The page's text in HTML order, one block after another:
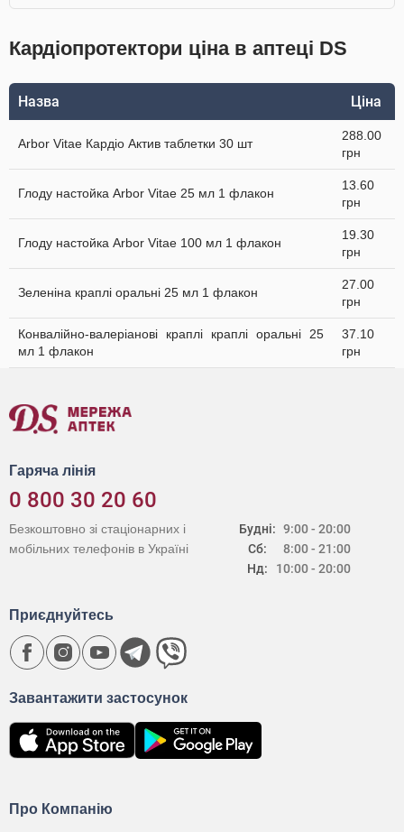
Кардіопротектори ціна в аптеці DS
Назва Ціна
Arbor Vitae Кардіо Актив таблетки 30 шт
288.00
грн
Глоду настойка Arbor Vitae 25 мл 1 флакон
13.60
грн
Глоду настойка Arbor Vitae 100 мл 1 флакон
19.30
грн
Зеленіна краплі оральні 25 мл 1 флакон
27.00
грн
Конвалійно-валеріанові краплі краплі оральні 25
мл 1 флакон
37.10
грн
Гаряча лінія
0 800 30 20 60
Будні:
Сб:
Нд:
9:00 - 20:00
8:00 - 21:00
10:00 - 20:00
Безкоштовно зі стаціонарних і
мобільних телефонів в Україні
Про Компанію
Завантажити застосунок
Приєднуйтесь